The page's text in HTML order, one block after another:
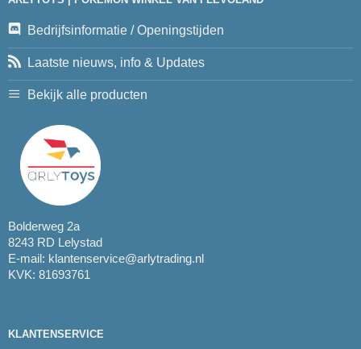
Bedrijfsinformatie / Openingstijden
Laatste nieuws, info & Updates
Bekijk alle producten
Bolderweg 2a
8243 RD Lelystad
E-mail: klantenservice@arlytrading.nl
KVK: 81693761
KLANTENSERVICE